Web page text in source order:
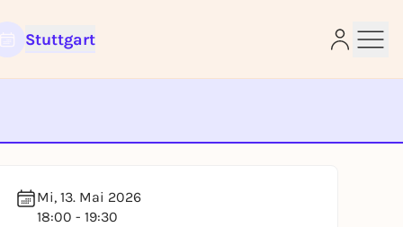
Stuttgart
Mi, 13. Mai 2026
18:00 - 19:30